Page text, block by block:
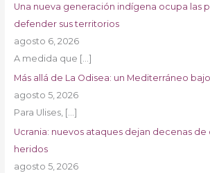
Una nueva generación indígena ocupa las
defender sus territorios
agosto 6, 2026
A medida que […]
Más allá de La Odisea: un Mediterráneo
agosto 5, 2026
Para Ulises, […]
Ucrania: nuevos ataques dejan decenas de
heridos
agosto 5, 2026